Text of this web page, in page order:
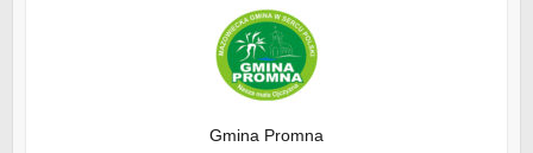
Gmina Promna